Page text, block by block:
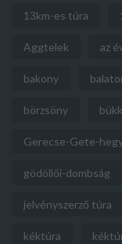
13km-es túra
Aggtelek az
bakony
börzsöny bükk
Gerecse-Gete-
gödöllői-dombság
jelvényszerző túra
kéktúra